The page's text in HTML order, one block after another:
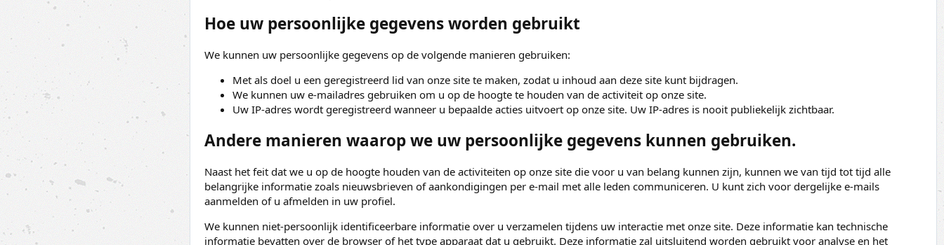
Hoe uw persoonlijke gegevens worden gebruikt
We kunnen uw persoonlijke gegevens op de volgende manieren gebruiken:
Met als doel u een geregistreerd lid van onze site te maken, zodat u inhoud aan deze site kunt bijdragen.
We kunnen uw e-mailadres gebruiken om u op de hoogte te houden van de activiteit op onze site.
Uw IP-adres wordt geregistreerd wanneer u bepaalde acties uitvoert op onze site. Uw IP-adres is nooit publiekelijk zichtbaar.
Andere manieren waarop we uw persoonlijke gegevens kunnen gebruiken.
Naast het feit dat we u op de hoogte houden van de activiteiten op onze site die voor u van belang kunnen zijn, kunnen we van tijd tot tijd alle
belangrijke informatie zoals nieuwsbrieven of aankondigingen per e-mail met alle leden communiceren. U kunt zich voor dergelijke e-mails
aanmelden of u afmelden in uw profiel.
We kunnen niet-persoonlijk identificeerbare informatie over u verzamelen tijdens uw interactie met onze site. Deze informatie kan technische
informatie bevatten over de browser of het type apparaat dat u gebruikt. Deze informatie zal uitsluitend worden gebruikt voor analyse en het